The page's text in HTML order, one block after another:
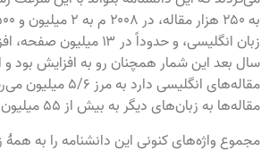
زبان انگلیسی، و حدوداً در ۱۳
سال بعد این شمار همچنان رو به افزایش بود و
مقاله‌های انگلیسی دارد به
مقاله‌ها به زبان‌های دیگر به بیش از ۵۵ میلیون.
مجموع واژه‌های کنونی این دانشنامه را به همهٔ